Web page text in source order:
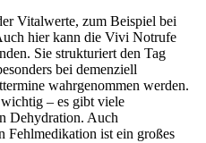
Vitalwerte, zum Beispiel bei
hier kann die Vivi Notrufe
Sie strukturiert den Tag
bei demenziell
wahrgenommen werden.
– es gibt viele
Dehydration. Auch
Fehlmedikation ist ein großes